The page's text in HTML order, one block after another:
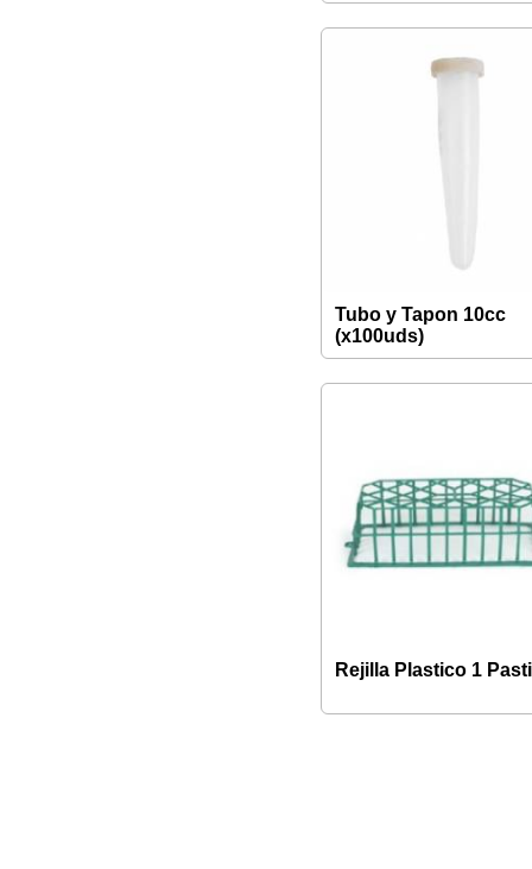
Tubo y Tapon 10cc
(x100uds)
Rejilla Plastico 1